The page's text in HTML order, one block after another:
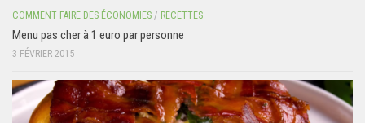
COMMENT FAIRE DES ÉCONOMIES / RECETTES
Menu pas cher à 1 euro par personne
3 FÉVRIER 2015